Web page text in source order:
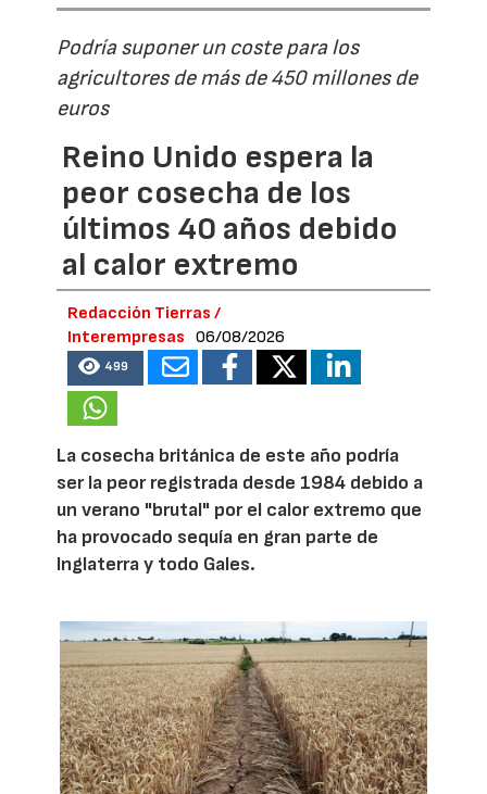
Podría suponer un coste para los
agricultores de más de 450 millones de
euros
Reino Unido espera la
peor cosecha de los
últimos 40 años debido
al calor extremo
Redacción Tierras /
Interempresas
06/08/2026
499
La cosecha británica de este año podría
ser la peor registrada desde 1984 debido a
un verano "brutal" por el calor extremo que
ha provocado sequía en gran parte de
Inglaterra y todo Gales.